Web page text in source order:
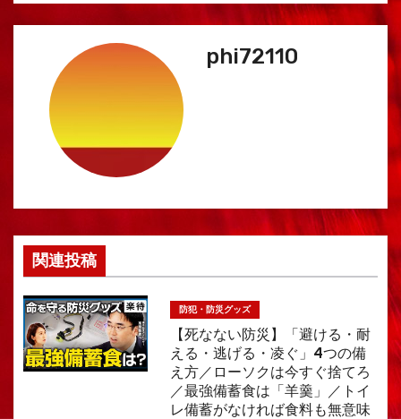
ビ
ー
シ
ン
phi72110
関連投稿
防犯・防災グッズ
【死なない防災】「避ける・耐
える・逃げる・凌ぐ」4つの備
え方／ローソクは今すぐ捨てろ
／最強備蓄食は「羊羹」／トイ
レ備蓄がなければ食料も無意味